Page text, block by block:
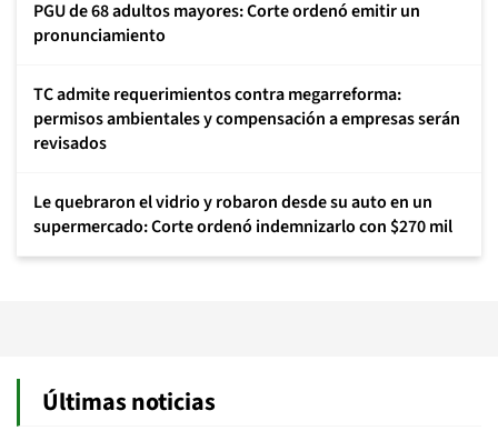
PGU de 68 adultos mayores: Corte ordenó emitir un
pronunciamiento
TC admite requerimientos contra megarreforma:
permisos ambientales y compensación a empresas serán
revisados
Le quebraron el vidrio y robaron desde su auto en un
supermercado: Corte ordenó indemnizarlo con $270 mil
Últimas noticias